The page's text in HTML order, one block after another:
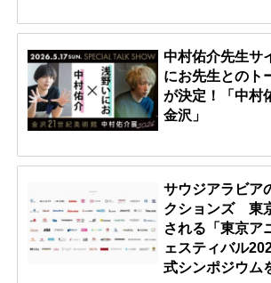
中村佑介先生サ
にお先生とのト
が決定！「中村
金沢」
サウジアラビア
クションズ 東
される「東京ア
ェスティバル
式シンポジウム